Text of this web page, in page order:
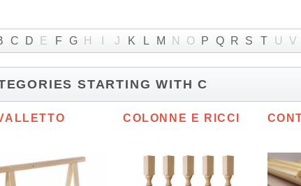
C D E F G H J K L M N O P Q R S T U V
STARTING WITH C
COLONNE E RICCI